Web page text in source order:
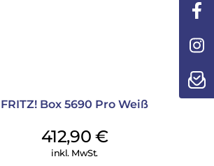
FRITZ! Box 5690 Pro Weiß
412,90 €
inkl. MwSt.